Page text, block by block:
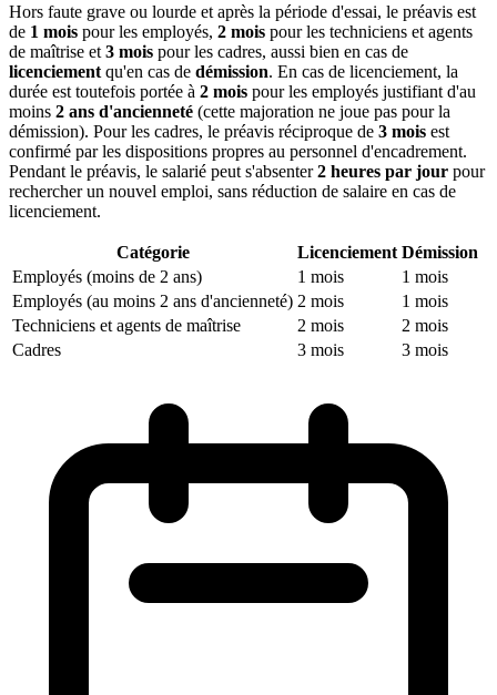
Hors faute grave ou lourde et après la période d'essai, le préavis est
de 1 mois pour les employés, 2 mois pour les techniciens et agents
de maîtrise et 3 mois pour les cadres, aussi bien en cas de
licenciement qu'en cas de démission. En cas de licenciement, la
durée est toutefois portée à 2 mois pour les employés justifiant d'au
moins 2 ans d'ancienneté (cette majoration ne joue pas pour la
démission). Pour les cadres, le préavis réciproque de 3 mois est
confirmé par les dispositions propres au personnel d'encadrement.
Pendant le préavis, le salarié peut s'absenter2 heures par jour pour
rechercher un nouvel emploi, sans réduction de salaire en cas de
licenciement.
Catégorie Licenciement Démission
Employés (moins de 2 ans)
1 mois
1 mois
Employés (au moins 2 ans d'ancienneté) 2 mois
1 mois
Techniciens et agents de maîtrise
2 mois
2 mois
Cadres
3 mois 3 mois